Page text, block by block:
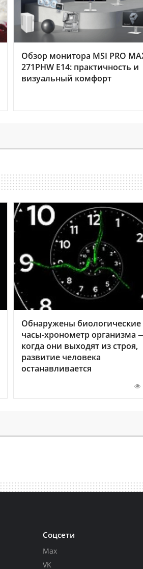
Обзор монитора MSI PRO
271PHW E14: практичность и
визуальный комфорт
Обнаружены биологические
часы-хронометр организма
когда они выходят из строя,
развитие человека
останавливается
Соцсети
Max
VK